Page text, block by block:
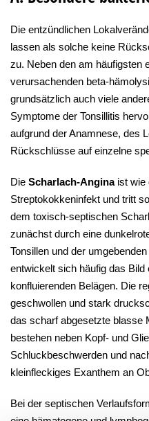
Die entzündlichen
lassen als solche keine
zu. Neben den am häufigsten
verursachenden beta-
grundsätzlich auch viele
Symptome der Tonsillitis
aufgrund der Anamnese, des
Rückschlüsse auf einzelne
Die Scharlach-Angina ist wie
Streptokokkeninfekt und tritt
dem toxisch-septischen
zunächst durch eine
Tonsillen und der
entwickelt sich häufig das Bild
konfluierenden Belägen. Die
geschwollen und stark
das scharf abgesetzte blasse
bestehen neben Kopf- und
Schluckbeschwerden und
kleinfleckiges Exanthem an
Bei der septischen